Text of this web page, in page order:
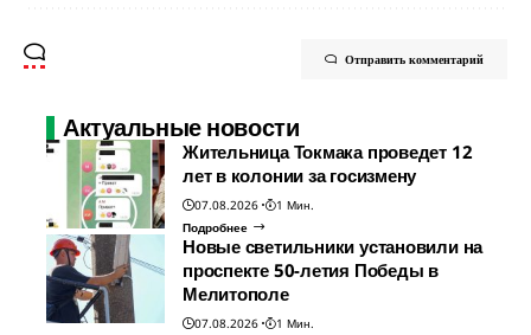
Отправить комментарий
Актуальные новости
Жительница Токмака проведет 12
лет в колонии за госизмену
07.08.2026
1 Мин.
Подробнее
Новые светильники установили на
проспекте 50-летия Победы в
Мелитополе
07.08.2026
1 Мин.